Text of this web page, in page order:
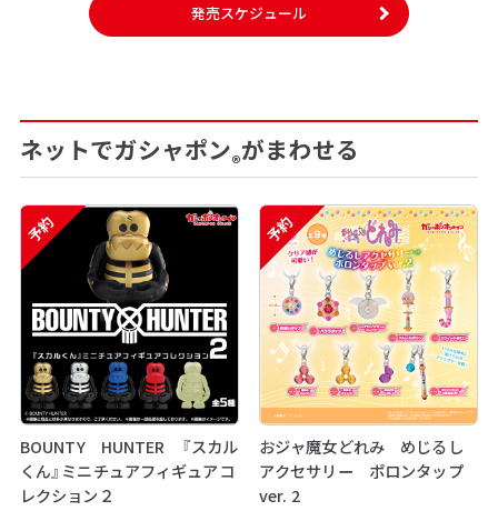
発売スケジュール
ネットでガシャポン®がまわせる
予約
BOUNTY HUNTER 『スカル
くん』ミニチュアフィギュアコ
レクション２
予約
おジャ魔女どれみ めじるし
アクセサリー ポロンタップ
ver. 2